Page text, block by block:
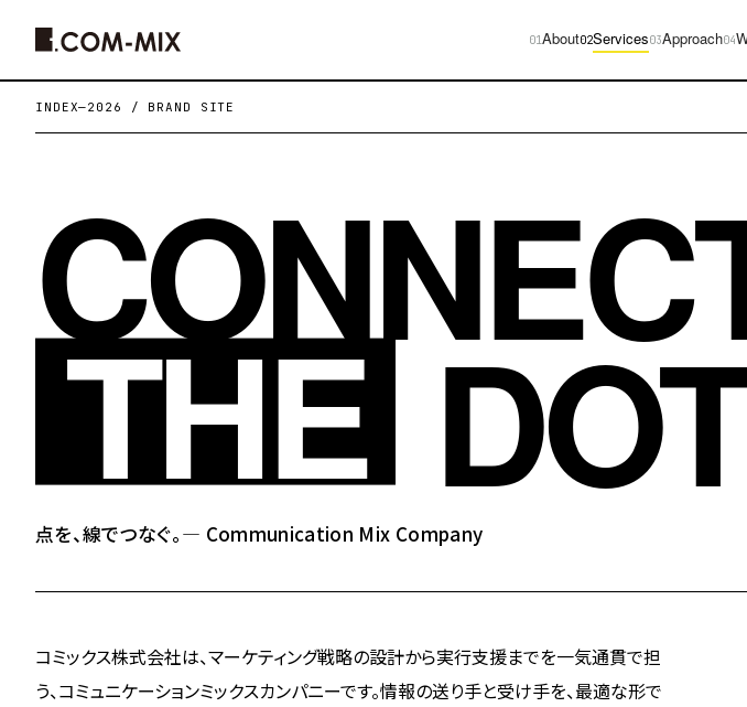
01About02Services03Approach04
INDEX—2026 / BRAND SITE
THE
点を、線でつなぐ。— Communication Mix Company
コミックス株式会社は、マーケティング戦略の設計から実行支援までを一気通貫で担
う、コミュニケーションミックスカンパニーです。情報の送り手と受け手を、最適な形で